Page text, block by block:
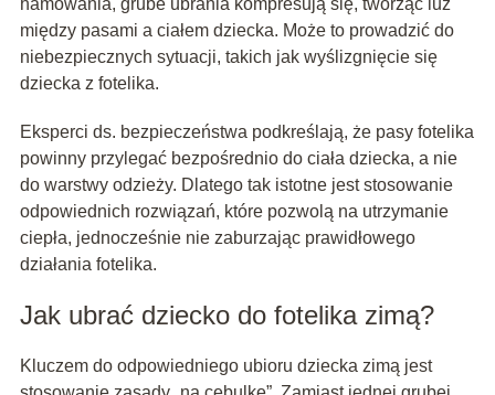
między pasami a ciałem dziecka. Może to prowadzić do
niebezpiecznych sytuacji, takich jak wyślizgnięcie się
dziecka z fotelika.
Eksperci ds. bezpieczeństwa podkreślają, że pasy fotelika
powinny przylegać bezpośrednio do ciała dziecka, a nie
do warstwy odzieży. Dlatego tak istotne jest stosowanie
odpowiednich rozwiązań, które pozwolą na utrzymanie
ciepła, jednocześnie nie zaburzając prawidłowego
działania fotelika.
Jak ubrać dziecko do fotelika zimą?
Kluczem do odpowiedniego ubioru dziecka zimą jest